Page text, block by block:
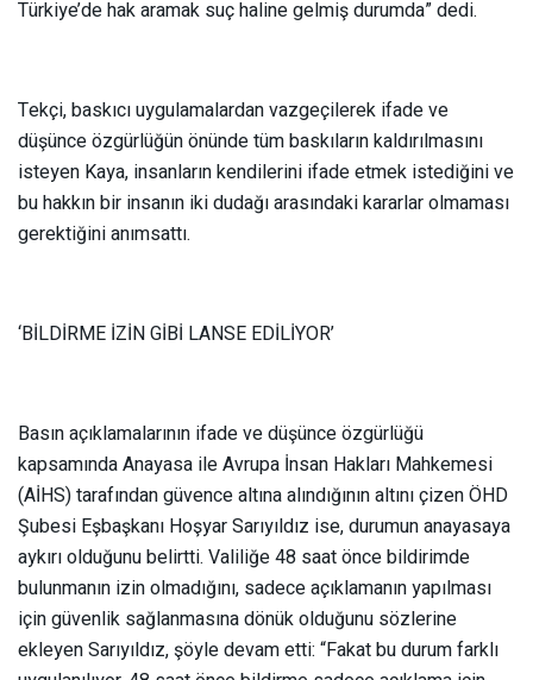
Türkiye’de hak aramak suç haline gelmiş durumda” dedi.
Tekçi, baskıcı uygulamalardan vazgeçilerek ifade ve
düşünce özgürlüğün önünde tüm baskıların kaldırılmasını
isteyen Kaya, insanların kendilerini ifade etmek istediğini ve
bu hakkın bir insanın iki dudağı arasındaki kararlar olmaması
gerektiğini anımsattı.
‘BİLDİRME İZİN GİBİ LANSE EDİLİYOR’
Basın açıklamalarının ifade ve düşünce özgürlüğü
kapsamında Anayasa ile Avrupa İnsan Hakları Mahkemesi
(AİHS) tarafından güvence altına alındığının altını çizen ÖHD
Şubesi Eşbaşkanı Hoşyar Sarıyıldız ise, durumun anayasaya
aykırı olduğunu belirtti. Valiliğe 48 saat önce bildirimde
bulunmanın izin olmadığını, sadece açıklamanın yapılması
için güvenlik sağlanmasına dönük olduğunu sözlerine
ekleyen Sarıyıldız, şöyle devam etti: “Fakat bu durum farklı